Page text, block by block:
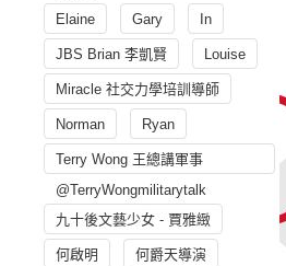
Elaine
Gary In
JBS Brian 李凱賢 Louise
Miracle 社交力學培訓導師
Norman Ryan
Terry Wong 王總講軍事
@TerryWongmilitarytalk
九十後文藝少女 - 賈雅緻
何啟明 何爵天導演